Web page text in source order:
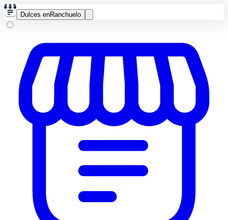
Dulces enRanchuelo